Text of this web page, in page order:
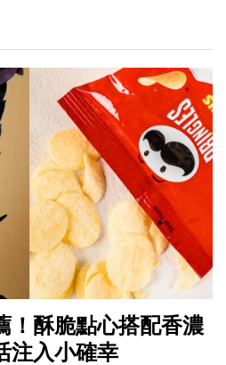
！酥脆點心搭配香濃
注入小確幸